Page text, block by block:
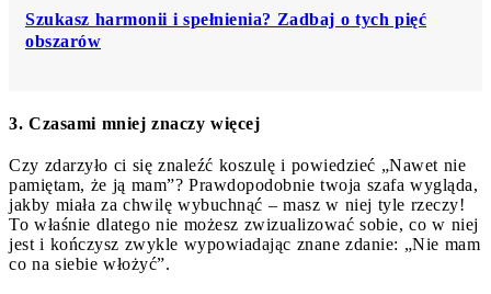
Szukasz harmonii i spełnienia? Zadbaj o tych pięć
obszarów
3. Czasami mniej znaczy więcej
Czy zdarzyło ci się znaleźć koszulę i powiedzieć „Nawet nie
pamiętam, że ją mam”? Prawdopodobnie twoja szafa wygląda,
jakby miała za chwilę wybuchnąć – masz w niej tyle rzeczy!
To właśnie dlatego nie możesz zwizualizować sobie, co w niej
jest i kończysz zwykle wypowiadając znane zdanie: „Nie mam
co na siebie włożyć”.